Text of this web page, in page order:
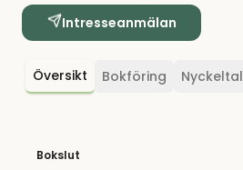
Intresseanmälan
Översikt Bokföring Nyckeltal
Bokslut